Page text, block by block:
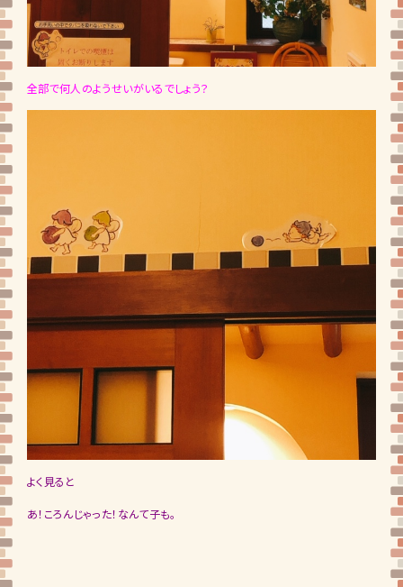
全部で何人のようせいがいるでしょう？
よく見ると
あ！ころんじゃった！なんて子も。